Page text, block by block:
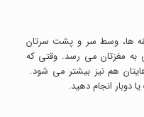
ها، وسط سر و پشت سرتان
به مغزتان می رسد. وقتی که
هم نیز بیشتر می شود.
دوبار انجام دهید.